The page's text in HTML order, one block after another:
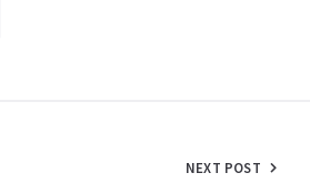
NEXT POST